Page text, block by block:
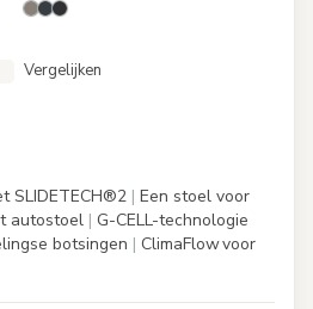
Vergelijken
SLIDETECH®2 | Een stoel voor
autostoel | G-CELL-technologie
botsingen | ClimaFlow voor